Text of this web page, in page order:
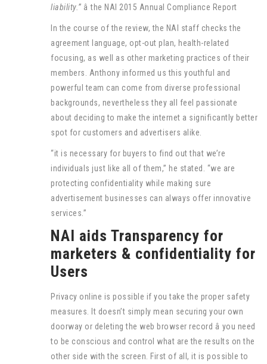
liability.” â the NAI 2015 Annual Compliance Report
In the course of the review, the NAI staff checks the
agreement language, opt-out plan, health-related
focusing, as well as other marketing practices of their
members. Anthony informed us this youthful and
powerful team can come from diverse professional
backgrounds, nevertheless they all feel passionate
about deciding to make the internet a significantly better
spot for customers and advertisers alike.
“it is necessary for buyers to find out that we’re
individuals just like all of them,” he stated. “we are
protecting confidentiality while making sure
advertisement businesses can always offer innovative
services.”
NAI aids Transparency for
marketers & confidentiality for
Users
Privacy online is possible if you take the proper safety
measures. It doesn’t simply mean securing your own
doorway or deleting the web browser record â you need
to be conscious and control what are the results on the
other side with the screen. First of all, it is possible to